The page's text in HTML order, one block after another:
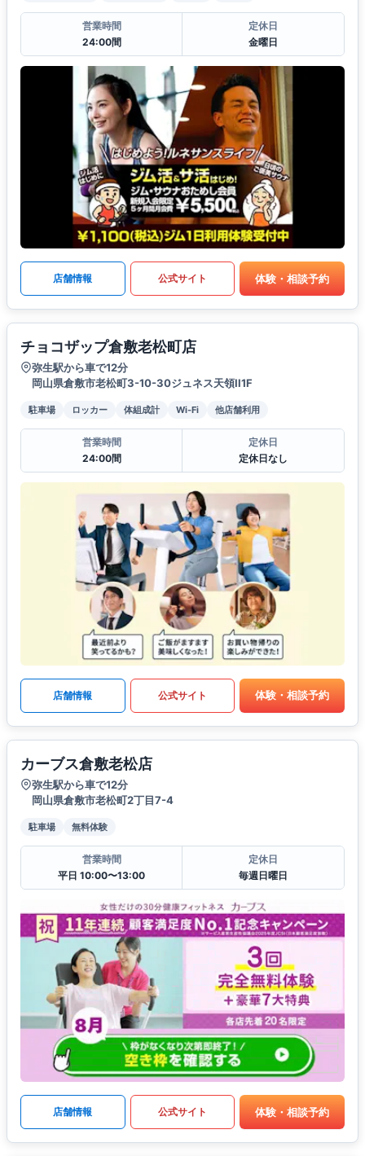
営業時間
24:00間
定休日
金曜日
店舗情報 公式サイト 体験・相談予約
チョコザップ倉敷老松町店
弥生駅から車で12分
岡山県倉敷市老松町3-10-30ジュネス天領II1F
駐車場 ロッカー 体組成計 Wi-Fi 他店舗利用
営業時間
24:00間
定休日
定休日なし
店舗情報 公式サイト 体験・相談予約
カーブス倉敷老松店
弥生駅から車で12分
岡山県倉敷市老松町2丁目7-4
駐車場 無料体験
営業時間
平日 10:00〜13:00
定休日
毎週日曜日
店舗情報 公式サイト 体験・相談予約